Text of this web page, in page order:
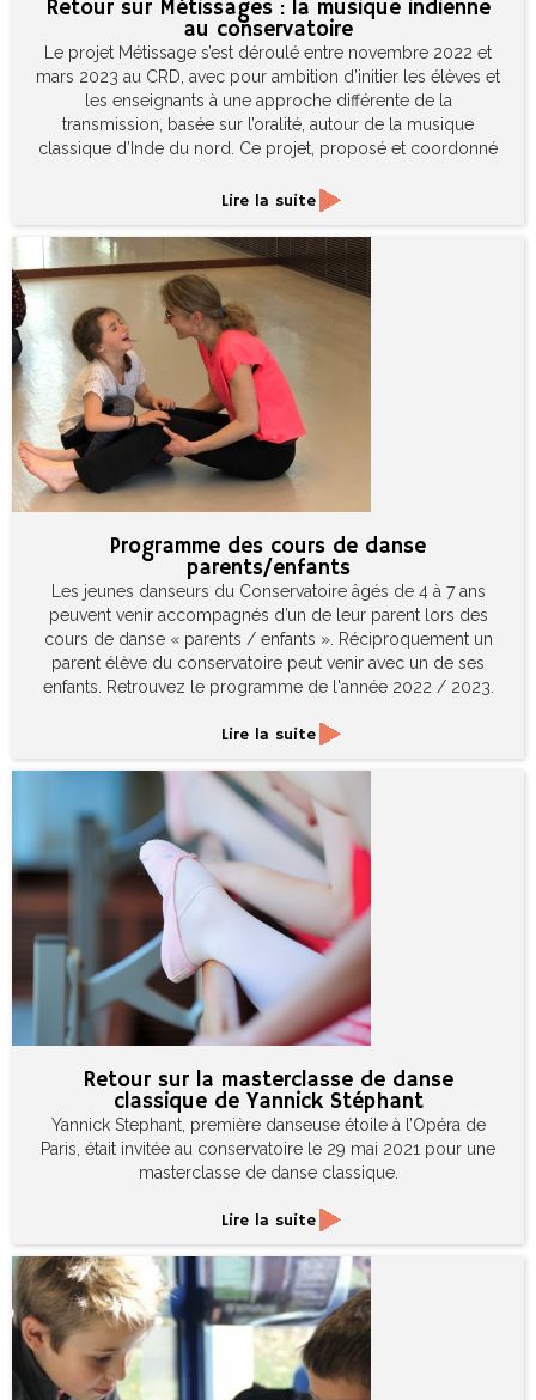
Retour sur Métissages : la musique indienne
au conservatoire
Le projet Métissage s’est déroulé entre novembre 2022 et
mars 2023 au CRD, avec pour ambition d’initier les élèves et
les enseignants à une approche différente de la
transmission, basée sur l’oralité, autour de la musique
classique d’Inde du nord. Ce projet, proposé et coordonné
Mimoun (piano) et Virgile Guy (formation musicale) a
musicien que ce soit pour la création ou l’interprétation
musicale.
Crédit photo : Laurence Papoutchian
Lire la suite
Programme des cours de danse
parents/enfants
Les jeunes danseurs du Conservatoire âgés de 4 à 7 ans
peuvent venir accompagnés d’un de leur parent lors des
cours de danse « parents / enfants ». Réciproquement un
parent élève du conservatoire peut venir avec un de ses
enfants. Retrouvez le programme de l'année 2022 / 2023.
Lire la suite
Retour sur la masterclasse de danse
classique de Yannick Stéphant
Yannick Stephant, première danseuse étoile à l’Opéra de
Paris, était invitée au conservatoire le 29 mai 2021 pour une
masterclasse de danse classique.
Lire la suite